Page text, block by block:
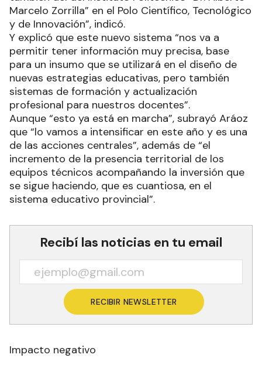
Marcelo Zorrilla” en el Polo Científico, Tecnológico
y de Innovación”, indicó.
Y explicó que este nuevo sistema “nos va a
permitir tener información muy precisa, base
para un insumo que se utilizará en el diseño de
nuevas estrategias educativas, pero también
sistemas de formación y actualización
profesional para nuestros docentes”.
Aunque “esto ya está en marcha”, subrayó Aráoz
que “lo vamos a intensificar en este año y es una
de las acciones centrales”, además de “el
incremento de la presencia territorial de los
equipos técnicos acompañando la inversión que
se sigue haciendo, que es cuantiosa, en el
sistema educativo provincial”.
Recibí las noticias en tu email
RECIBIR NEWSLETTER
Impacto negativo